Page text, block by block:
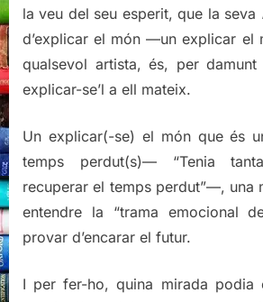
la veu del seu esperit, que la seva
d’explicar el món —un explicar el
qualsevol artista, és, per
explicar-se’l a ell mateix.
Un explicar(-se) el món que és
temps perdut(s)— “Tenia
recuperar el temps perdut”—, una
entendre la “trama emocional
provar d’encarar el futur.
I per fer-ho, quina mirada podia